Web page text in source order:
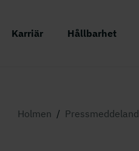
Karriär Hållbarhet
Holmen /